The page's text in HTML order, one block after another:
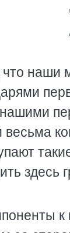
что
здесь
к